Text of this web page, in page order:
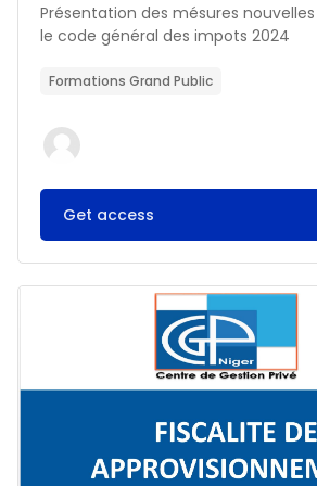
Résumé du cours :
Présentation des mésures
le code général des impots 2024
Formations Grand Public
Get access
Image du cours FISCALITE DES